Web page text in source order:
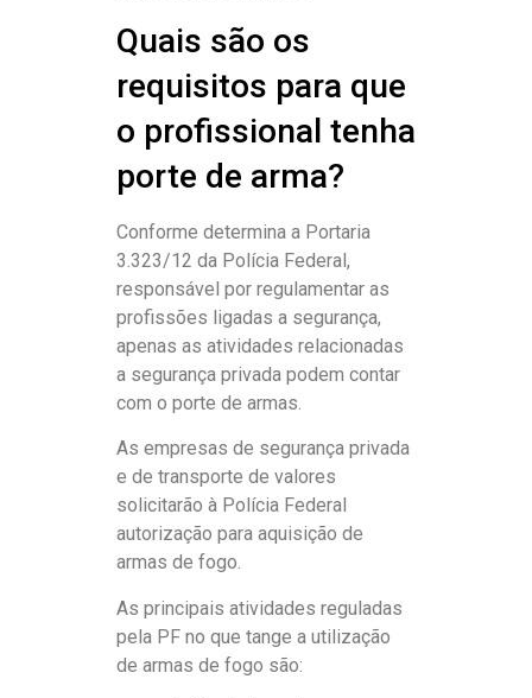
Quais são os
requisitos para que
o profissional tenha
porte de arma?
Conforme determina a Portaria
3.323/12 da Polícia Federal,
responsável por regulamentar as
profissões ligadas a segurança,
apenas as atividades relacionadas
a segurança privada podem contar
com o porte de armas.
As empresas de segurança privada
e de transporte de valores
solicitarão à Polícia Federal
autorização para aquisição de
armas de fogo.
As principais atividades reguladas
pela PF no que tange a utilização
de armas de fogo são: